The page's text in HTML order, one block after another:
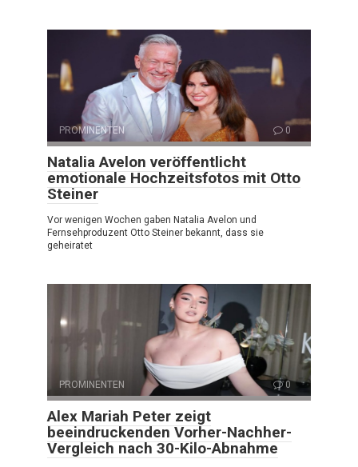
PROMINENTEN 0
Natalia Avelon veröffentlicht
emotionale Hochzeitsfotos mit Otto
Steiner
Vor wenigen Wochen gaben Natalia Avelon und
Fernsehproduzent Otto Steiner bekannt, dass sie
geheiratet
PROMINENTEN 0
Alex Mariah Peter zeigt
beeindruckenden Vorher-Nachher-
Vergleich nach 30-Kilo-Abnahme